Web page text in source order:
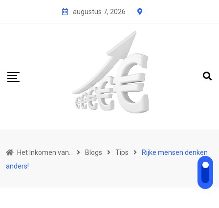
augustus 7, 2026
Het Inkomen van.. Blogs Tips
Rijke mensen denken
anders!